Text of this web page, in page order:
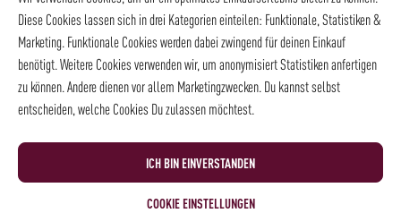
Diese Cookies lassen sich in drei Kategorien einteilen: Funktionale, Statistiken &
Marketing. Funktionale Cookies werden dabei zwingend für deinen Einkauf
benötigt. Weitere Cookies verwenden wir, um anonymisiert Statistiken anfertigen
zu können. Andere dienen vor allem Marketingzwecken. Du kannst selbst
entscheiden, welche Cookies Du zulassen möchtest.
ICH BIN EINVERSTANDEN
COOKIE EINSTELLUNGEN
DRINK LAB 45€+
DELITELLER-
GUTSCHEIN
59,50€